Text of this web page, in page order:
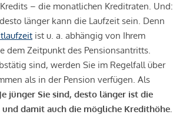
– die monatlichen Kreditraten. Und:
länger kann die Laufzeit sein. Denn
ist u. a. abhängig von Ihrem
dem Zeitpunkt des Pensionsantritts.
sind, werden Sie im Regelfall über
als in der Pension verfügen. Als
Je jünger Sie sind, desto länger ist die
damit auch die mögliche Kredithöhe.